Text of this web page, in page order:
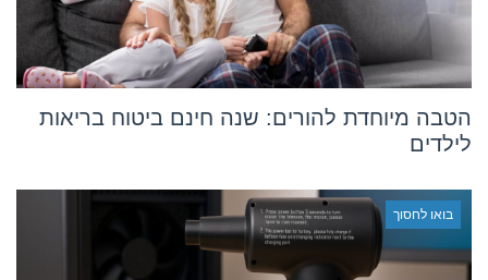
הטבה מיוחדת להורים: שנה חינם ביטוח בריאות
לילדים
בואו לחסוך